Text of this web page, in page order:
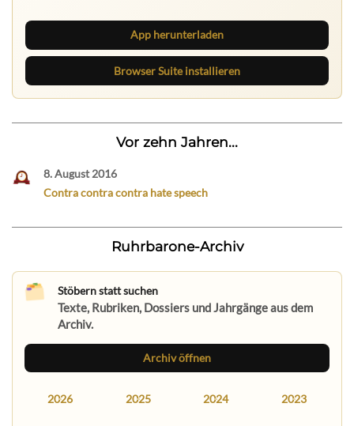
App herunterladen
Browser Suite installieren
Vor zehn Jahren...
8. August 2016
Contra contra contra hate speech
Ruhrbarone-Archiv
Stöbern statt suchen
Texte, Rubriken, Dossiers und Jahrgänge aus dem
Archiv.
Archiv öffnen
2026 2025 2024 2023